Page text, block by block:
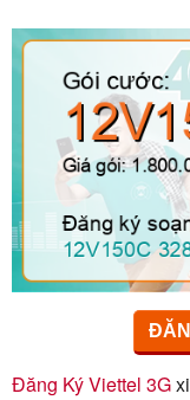
Đăng Ký Viettel 3G